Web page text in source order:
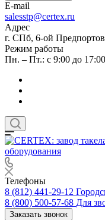
E-mail
salesstp@certex.ru
Адрес
г. СПб, 6-ой
Режим работы
Пн. – Пт.: с 9:00 до 17:00
Телефоны
8 (812) 441-29-12
8 (800) 500-57-68 Для
Заказать звонок